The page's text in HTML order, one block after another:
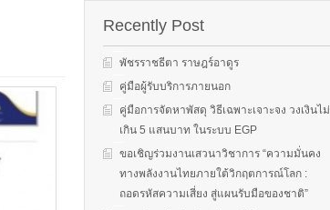
performance of energy-
efficient equipment and
programs and give advice
to governments on
energy …
Read More
available in English.
Recently Post
พัชรราชธีตา ราษฎร์อาดูร
คู่มือผู้รับบริการภายนอก
คู่มือการจัดหาพัสดุ วิธีเฉพาะเจาะจง วงเงินไม่
เกิน 5 แสนบาท ในระบบ EGP
ขอเชิญร่วมงานเสวนาวิชาการ “ความมั่นคง
ทางพลังงานไทยภายใต้วิกฤตการณ์โลก :
ถอดรหัสความเสี่ยง สู่แผนรับมือของชาติ”